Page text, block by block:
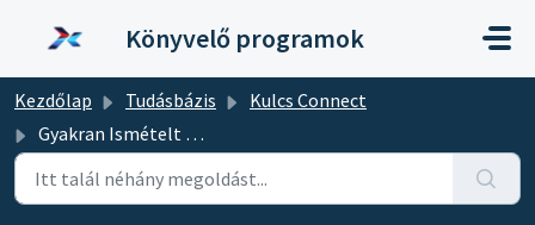
Könyvelő programok
Kezdőlap Tudásbázis
Kulcs Connect
Gyakran Ismételt Kérdések - Kulcs Connect